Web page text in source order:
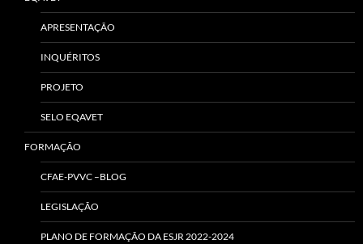
APRESENTAÇÃO
INQUÉRITOS
PROJETO
SELO EQAVET
FORMAÇÃO
CFAE-PVVC –BLOG
LEGISLAÇÃO
PLANO DE FORMAÇÃO DA ESJR 2022-2024